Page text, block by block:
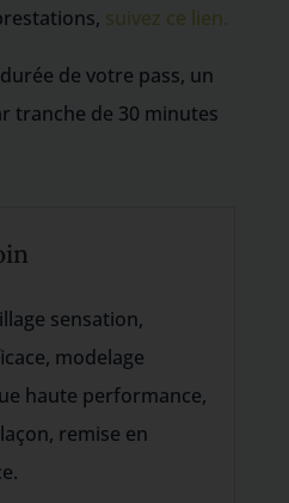
suivez ce lien.
de votre pass, un
tranche de 30 minutes
sensation,
modelage
haute performance,
remise en